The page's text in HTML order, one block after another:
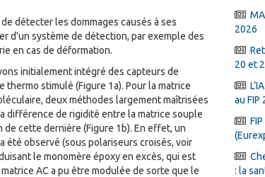
détecter les dommages causés à ses
d’un système de détection, par exemple des
en cas de déformation.
initialement intégré des capteurs de
stimulé (Figure 1a). Pour la matrice
deux méthodes largement maîtrisées
différence de rigidité entre la matrice souple
cette dernière (Figure 1b). En effet, un
été observé (sous polariseurs croisés, voir
le monomère époxy en excès, qui est
AC a pu être modulée de sorte que le
2026
20 et
au FIP
: la